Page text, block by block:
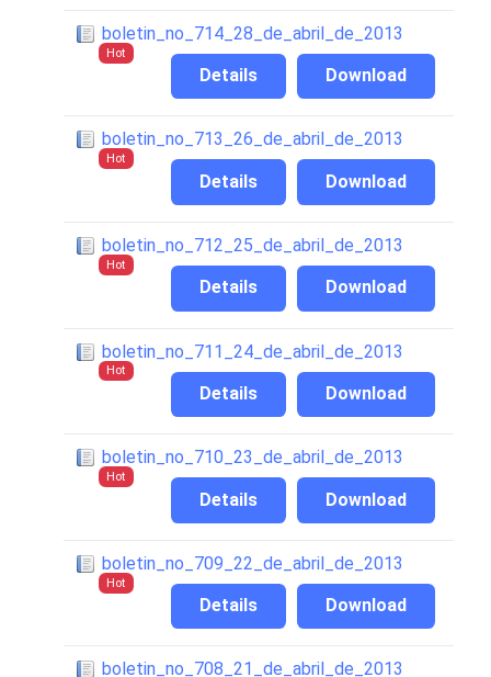
boletin_no_714_28_de_abril_de_2013
Hot
Download
Details
boletin_no_713_26_de_abril_de_2013
Hot
Download
Details
boletin_no_712_25_de_abril_de_2013
Hot
Download
Details
boletin_no_711_24_de_abril_de_2013
Hot
Download
Details
boletin_no_710_23_de_abril_de_2013
Hot
Download
Details
boletin_no_709_22_de_abril_de_2013
Hot
Download
Details
boletin_no_708_21_de_abril_de_2013